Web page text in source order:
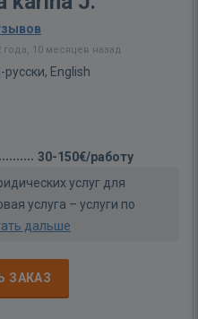
года, 10 месяцев назад
English
30-150€/работу
услуг для
услуга – услуги по
дальше
ЗАКАЗ